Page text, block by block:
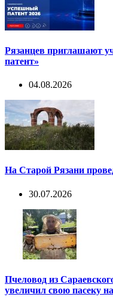
Рязанцев приглашают
патент»
04.08.2026
На Старой Рязани
30.07.2026
Пчеловод из
увеличил свою пасеку